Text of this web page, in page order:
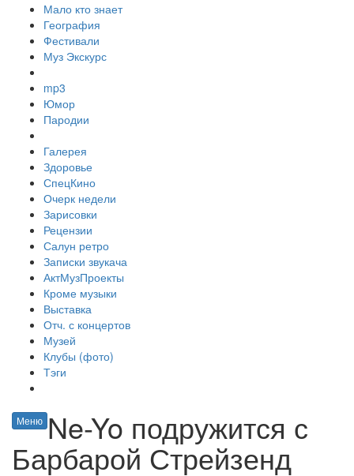
Мало кто знает
География
Фестивали
Муз Экскурс
mp3
Юмор
Пародии
Галерея
Здоровье
СпецКино
Очерк недели
Зарисовки
Рецензии
Салун ретро
Записки звукача
АктМузПроекты
Кроме музыки
Выставка
Отч. с концертов
Музей
Клубы (фото)
Тэги
Меню Ne-Yo подружится с
Барбарой Стрейзенд